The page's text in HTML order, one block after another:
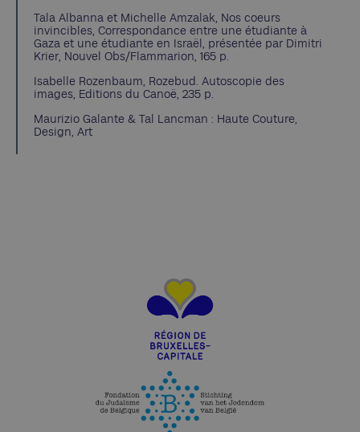
Tala Albanna et Michelle Amzalak, Nos coeurs
invincibles, Correspondance entre une étudiante à
Gaza et une étudiante en Israël, présentée par Dimitri
Krier, Nouvel Obs/Flammarion, 165 p.
Isabelle Rozenbaum, Rozebud. Autoscopie des
images, Editions du Canoë, 235 p.
Maurizio Galante & Tal Lancman : Haute Couture,
Design, Art